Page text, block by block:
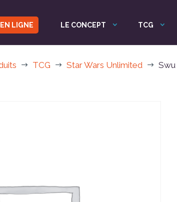
LIGNE LE CONCEPT TCG
$ TCG $ Star Wars Unlimited $ Swu